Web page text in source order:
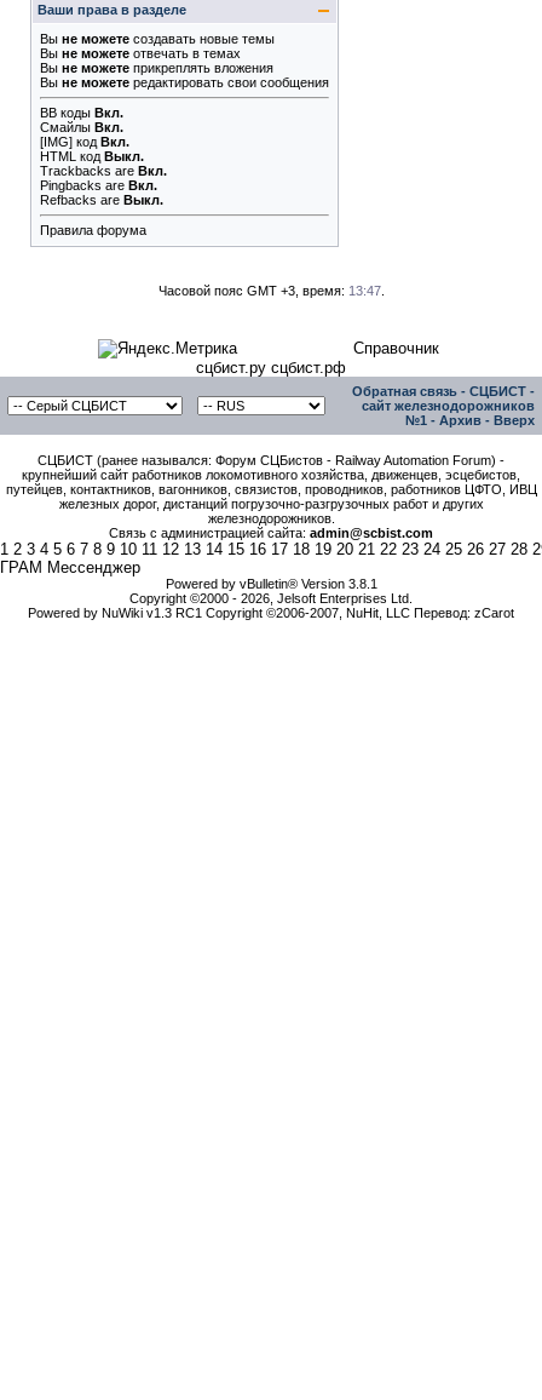
Ваши права в разделе
Вы не можете создавать новые темы
Вы не можете отвечать в темах
Вы не можете прикреплять вложения
Вы не можете редактировать свои сообщения
BB коды Вкл.
Смайлы Вкл.
[IMG] код Вкл.
HTML код Выкл.
Trackbacks are Вкл.
Pingbacks are Вкл.
Refbacks are Выкл.
Правила форума
Часовой пояс GMT +3, время: 13:47.
Справочник
сцбист.ру сцбист.рф
Обратная связь - СЦБИСТ -
сайт железнодорожников
№1 - Архив - Вверх
СЦБИСТ (ранее назывался: Форум СЦБистов - Railway Automation Forum) -
крупнейший сайт работников локомотивного хозяйства, движенцев, эсцебистов,
путейцев, контактников, вагонников, связистов, проводников, работников ЦФТО, ИВЦ
железных дорог, дистанций погрузочно-разгрузочных работ и других
железнодорожников.
Связь с администрацией сайта: admin@scbist.com
1 2 3 4 5 6 7 8 9 10 11 12 13 14 15 16 17 18 19 20 21 22 23 24 25 26 27 28
ГРАМ Мессенджер
Powered by vBulletin® Version 3.8.1
Copyright ©2000 - 2026, Jelsoft Enterprises Ltd.
Powered by NuWiki v1.3 RC1 Copyright ©2006-2007, NuHit, LLC Перевод: zCarot